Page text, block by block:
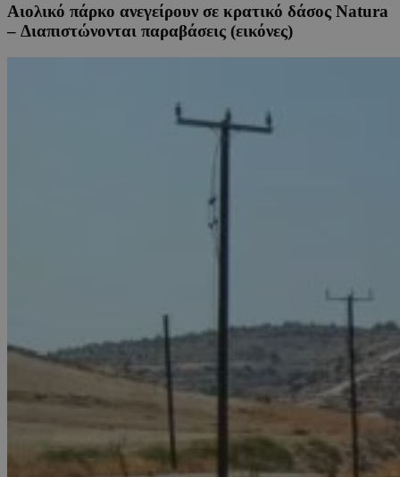
Αιολικό πάρκο ανεγείρουν σε κρατικό δάσος Natura
– Διαπιστώνονται παραβάσεις (εικόνες)